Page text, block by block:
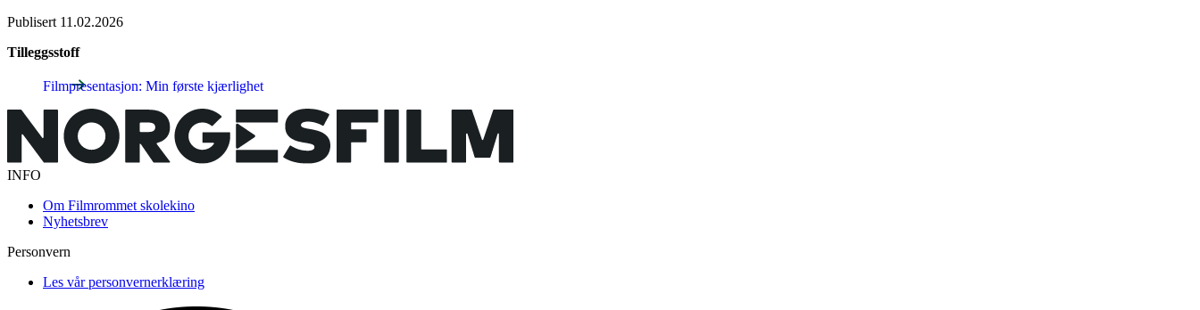
Publisert 11.02.2026
Tilleggsstoff
Filmpresentasjon: Min første kjærlighet
INFO
Om Filmrommet skolekino
Nyhetsbrev
Personvern
Les vår personvernerklæring